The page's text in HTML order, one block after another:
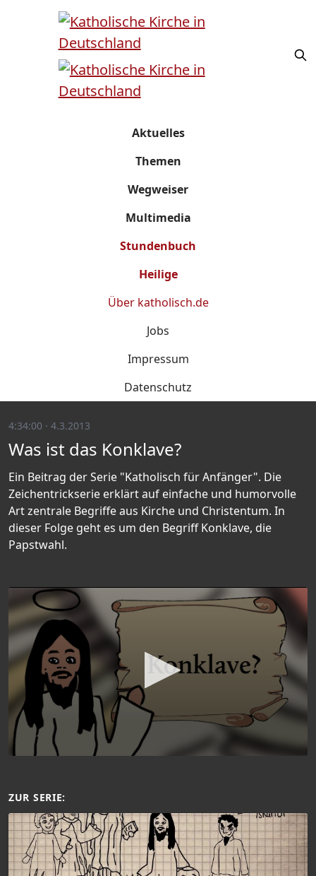
Aktuelles
Themen
Wegweiser
Multimedia
Stundenbuch
Heilige
Über katholisch.de
Jobs
Impressum
Datenschutz
4:34:00 · 4.3.2013
Was ist das Konklave?
Ein Beitrag der Serie "Katholisch für Anfänger". Die
Zeichentrickserie erklärt auf einfache und humorvolle
Art zentrale Begriffe aus Kirche und Christentum. In
dieser Folge geht es um den Begriff Konklave, die
Papstwahl.
ZUR SERIE: